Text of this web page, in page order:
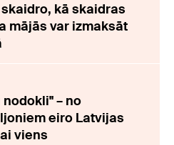
kā skaidras
mājās var izmaksāt
– no
eiro Latvijas
viens